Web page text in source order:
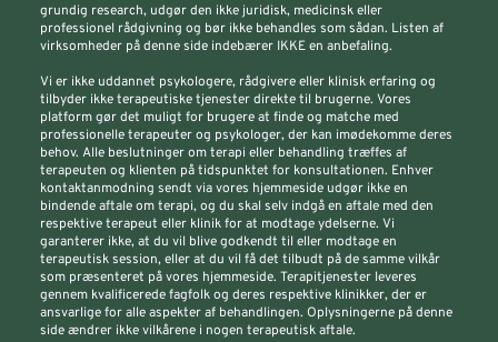
grundig research, udgør den ikke juridisk, medicinsk eller
professionel rådgivning og bør ikke behandles som sådan. Listen af
virksomheder på denne side indebærer IKKE en anbefaling.
Vi er ikke uddannet psykologere, rådgivere eller klinisk erfaring og
tilbyder ikke terapeutiske tjenester direkte til brugerne. Vores
platform gør det muligt for brugere at finde og matche med
professionelle terapeuter og psykologer, der kan imødekomme deres
behov. Alle beslutninger om terapi eller behandling træffes af
terapeuten og klienten på tidspunktet for konsultationen. Enhver
kontaktanmodning sendt via vores hjemmeside udgør ikke en
bindende aftale om terapi, og du skal selv indgå en aftale med den
respektive terapeut eller klinik for at modtage ydelserne. Vi
garanterer ikke, at du vil blive godkendt til eller modtage en
terapeutisk session, eller at du vil få det tilbudt på de samme vilkår
som præsenteret på vores hjemmeside. Terapitjenester leveres
gennem kvalificerede fagfolk og deres respektive klinikker, der er
ansvarlige for alle aspekter af behandlingen. Oplysningerne på denne
side ændrer ikke vilkårene i nogen terapeutisk aftale.